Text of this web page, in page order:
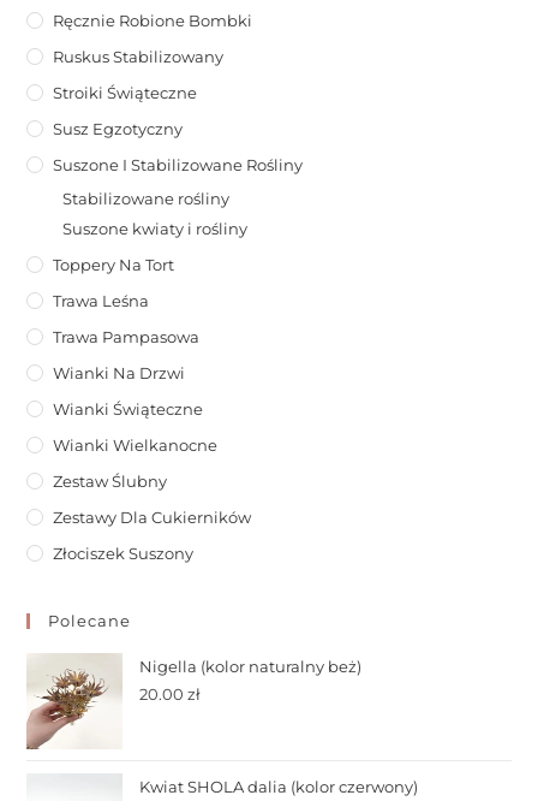
Ręcznie Robione Bombki
Ruskus Stabilizowany
Stroiki Świąteczne
Susz Egzotyczny
Suszone I Stabilizowane Rośliny
Stabilizowane rośliny
Suszone kwiaty i rośliny
Toppery Na Tort
Trawa Leśna
Trawa Pampasowa
Wianki Na Drzwi
Wianki Świąteczne
Wianki Wielkanocne
Zestaw Ślubny
Zestawy Dla Cukierników
Złociszek Suszony
Polecane
Nigella (kolor naturalny beż)
20.00zł
Kwiat SHOLA dalia (kolor czerwony)